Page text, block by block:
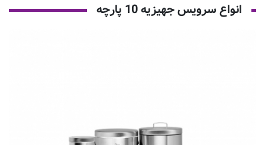
انواع سرویس جهیزیه 10 پارچه